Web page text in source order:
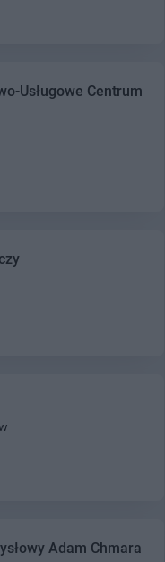
Usługowe Centrum
Adam Chmara